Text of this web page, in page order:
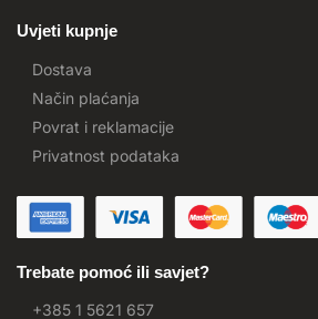
Uvjeti kupnje
Dostava
Način plaćanja
Povrat i reklamacije
Privatnost podataka
Trebate pomoć ili savjet?
+385 1 5621 657